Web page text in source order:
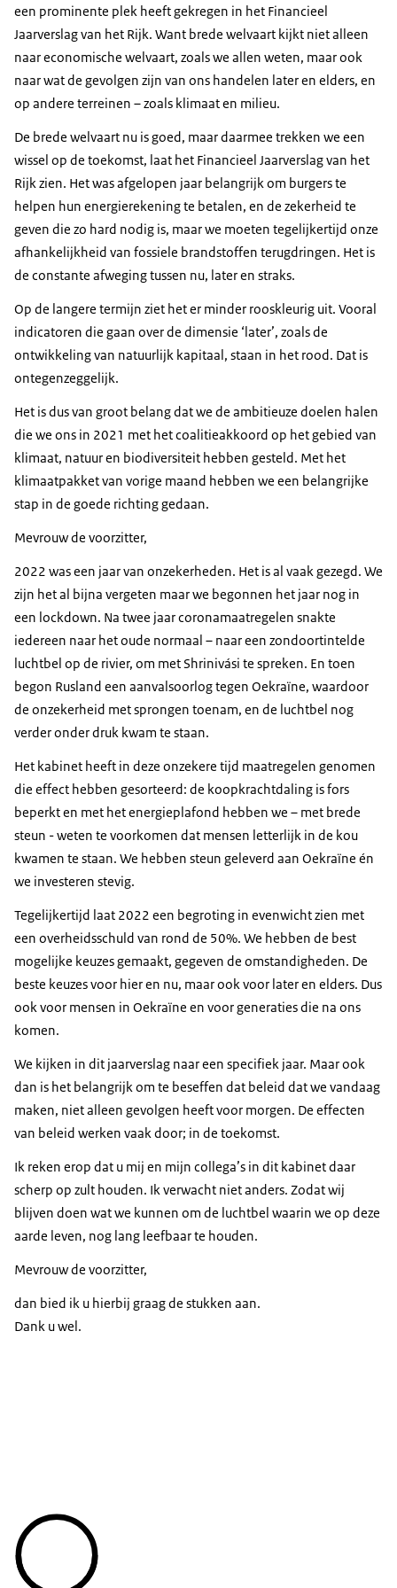
een prominente plek heeft gekregen in het Financieel
Jaarverslag van het Rijk. Want brede welvaart kijkt niet alleen
naar economische welvaart, zoals we allen weten, maar ook
naar wat de gevolgen zijn van ons handelen later en elders, en
op andere terreinen – zoals klimaat en milieu.
De brede welvaart nu is goed, maar daarmee trekken we een
wissel op de toekomst, laat het Financieel Jaarverslag van het
Rijk zien. Het was afgelopen jaar belangrijk om burgers te
helpen hun energierekening te betalen, en de zekerheid te
geven die zo hard nodig is, maar we moeten tegelijkertijd onze
afhankelijkheid van fossiele brandstoffen terugdringen. Het is
de constante afweging tussen nu, later en straks.
Op de langere termijn ziet het er minder rooskleurig uit. Vooral
indicatoren die gaan over de dimensie ‘later’, zoals de
ontwikkeling van natuurlijk kapitaal, staan in het rood. Dat is
ontegenzeggelijk.
Het is dus van groot belang dat we de ambitieuze doelen halen
die we ons in 2021 met het coalitieakkoord op het gebied van
klimaat, natuur en biodiversiteit hebben gesteld. Met het
klimaatpakket van vorige maand hebben we een belangrijke
stap in de goede richting gedaan.
Mevrouw de voorzitter,
2022 was een jaar van onzekerheden. Het is al vaak gezegd. We
zijn het al bijna vergeten maar we begonnen het jaar nog in
een lockdown. Na twee jaar coronamaatregelen snakte
iedereen naar het oude normaal – naar een zondoortintelde
luchtbel op de rivier, om met Shrinivási te spreken. En toen
begon Rusland een aanvalsoorlog tegen Oekraïne, waardoor
de onzekerheid met sprongen toenam, en de luchtbel nog
verder onder druk kwam te staan.
Het kabinet heeft in deze onzekere tijd maatregelen genomen
die effect hebben gesorteerd: de koopkrachtdaling is fors
beperkt en met het energieplafond hebben we – met brede
steun - weten te voorkomen dat mensen letterlijk in de kou
kwamen te staan. We hebben steun geleverd aan Oekraïne én
we investeren stevig.
Tegelijkertijd laat 2022 een begroting in evenwicht zien met
een overheidsschuld van rond de 50%. We hebben de best
mogelijke keuzes gemaakt, gegeven de omstandigheden. De
beste keuzes voor hier en nu, maar ook voor later en elders. Dus
ook voor mensen in Oekraïne en voor generaties die na ons
komen.
We kijken in dit jaarverslag naar een specifiek jaar. Maar ook
dan is het belangrijk om te beseffen dat beleid dat we vandaag
maken, niet alleen gevolgen heeft voor morgen. De effecten
van beleid werken vaak door; in de toekomst.
Ik reken erop dat u mij en mijn collega’s in dit kabinet daar
scherp op zult houden. Ik verwacht niet anders. Zodat wij
blijven doen wat we kunnen om de luchtbel waarin we op deze
aarde leven, nog lang leefbaar te houden.
Mevrouw de voorzitter,
dan bied ik u hierbij graag de stukken aan.
Dank u wel.